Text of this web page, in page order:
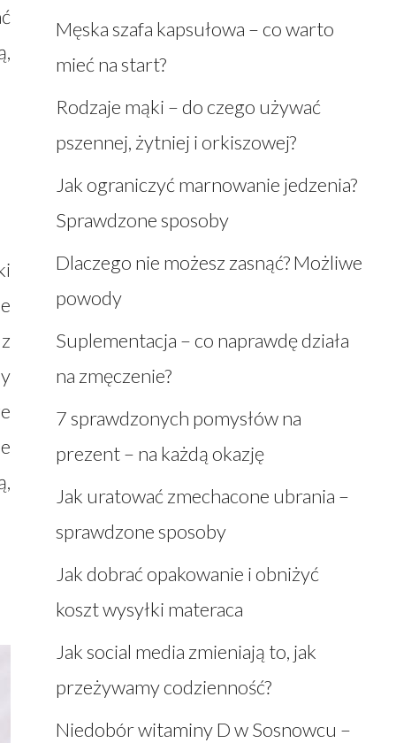
Męska szafa kapsułowa – co warto
mieć na start?
Rodzaje mąki – do czego używać
pszennej, żytniej i orkiszowej?
Jak ograniczyć marnowanie jedzenia?
Sprawdzone sposoby
Dlaczego nie możesz zasnąć? Możliwe
powody
Suplementacja – co naprawdę działa
na zmęczenie?
7 sprawdzonych pomysłów na
prezent – na każdą okazję
Jak uratować zmechacone ubrania –
sprawdzone sposoby
Jak dobrać opakowanie i obniżyć
koszt wysyłki materaca
Jak social media zmieniają to, jak
przeżywamy codzienność?
Niedobór witaminy D w Sosnowcu –